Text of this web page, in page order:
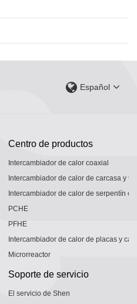
Español
Centro de productos
Intercambiador de calor coaxial
Intercambiador de calor de carcasa y
Intercambiador de calor de serpentín
PCHE
PFHE
Intercambiador de calor de placas y
Microrreactor
Soporte de servicio
El servicio de Shen